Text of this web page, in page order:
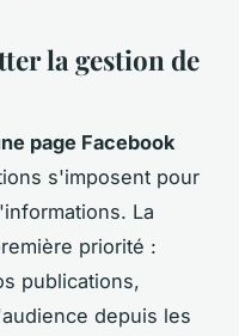
la gestion de
page Facebook
s'imposent pour
La
priorité :
publications,
depuis les